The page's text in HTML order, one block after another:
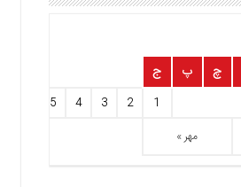
چ پ ج
مهر »
1
2
3
4
5